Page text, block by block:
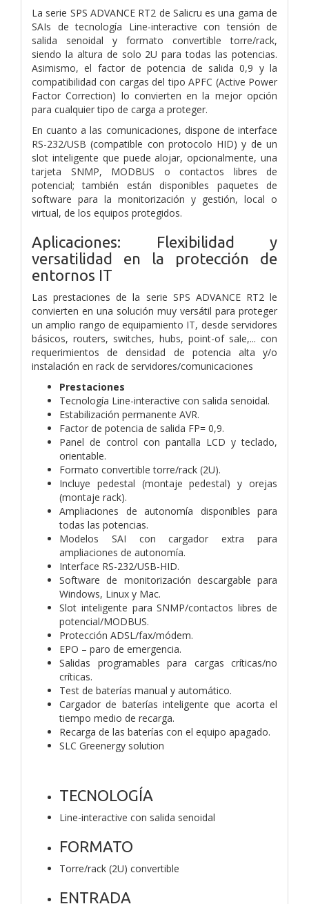
La serie SPS ADVANCE RT2 de Salicru es una gama de
SAIs detecnología Line-interactive con tensión de
salida senoidal y formato convertible torre/rack,
siendo la altura de solo 2U para todas las potencias.
Asimismo, el factor de potencia de salida 0,9 y la
compatibilidad con cargas del tipo APFC (Active Power
Factor Correction) lo convierten en la mejor opción
para cualquier tipo de carga a proteger.
En cuanto a las comunicaciones, dispone de interface
RS-232/USB(compatible con protocolo HID) y de un
slot inteligente que puedealojar, opcionalmente, una
tarjeta SNMP, MODBUS o contactos libres de
potencial; también están disponibles paquetes de
software para la monitorización y gestión, local o
virtual, de los equipos protegidos.
Aplicaciones: Flexibilidad y
versatilidad en la protección de
entornos IT
Las prestaciones de la serie SPS ADVANCE RT2 le
convierten en una solución muy versátil para proteger
un amplio rango de equipamiento IT, desde servidores
básicos, routers, switches, hubs, point-of sale,... con
requerimientos de densidad de potencia alta y/o
instalación en rack de servidores/comunicaciones
Prestaciones
Tecnología Line-interactive con salida senoidal.
Estabilización permanente AVR.
Factor de potencia de salida FP= 0,9.
Panel de control con pantalla LCD y teclado,
orientable.
Formato convertible torre/rack (2U).
Incluye pedestal (montaje pedestal) y orejas
(montaje rack).
Ampliaciones de autonomía disponibles para
todas las potencias.
Modelos SAI con cargador extra para
ampliaciones de autonomía.
Interface RS-232/USB-HID.
Software de monitorización descargable para
Windows, Linux y Mac.
Slot inteligente para SNMP/contactos libres de
potencial/MODBUS.
Protección ADSL/fax/módem.
EPO – paro de emergencia.
Salidas programables para cargas críticas/no
críticas.
Test de baterías manual y automático.
Cargador de baterías inteligente que acorta el
tiempo medio de recarga.
Recarga de las baterías con el equipo apagado.
SLC Greenergy solution
TECNOLOGÍA
Line-interactive con salida senoidal
FORMATO
Torre/rack (2U) convertible
ENTRADA